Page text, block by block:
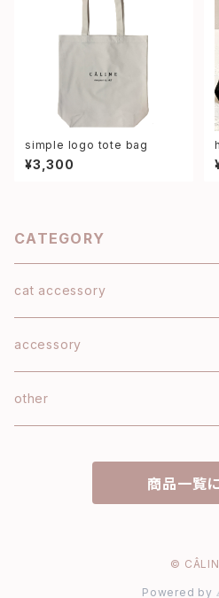
simple logo tote bag
¥3,300
CATEGORY
cat accessory
accessory
other
商品一覧
©
Powered by